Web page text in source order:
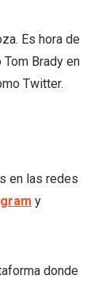
Es hora de
Brady en
Twitter.
en las redes
y
donde